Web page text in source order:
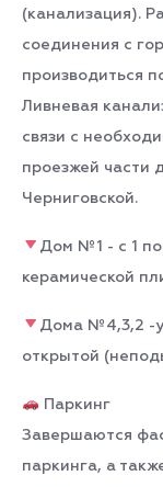
(канализация).
соединения с
производиться
Ливневая
связи с
проезжей части
Черниговской.
Дом №1 - с 1
керамической
Дома №4,3,2 -
открытой
Паркинг
Завершаются
паркинга, а